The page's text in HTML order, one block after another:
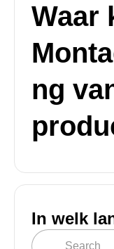
Waar
ng
In welk